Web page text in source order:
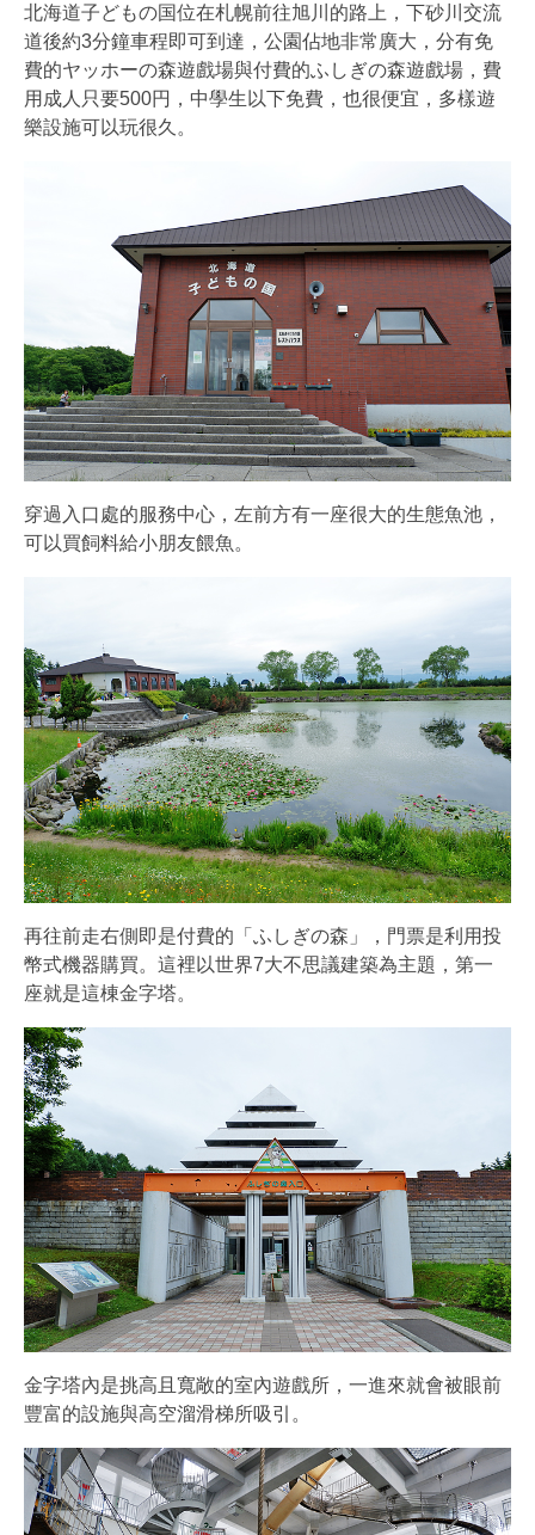
北海道子どもの国位在札幌前往旭川的路上，下砂川交流
道後約3分鐘車程即可到達，公園佔地非常廣大，分有免
費的ヤッホーの森遊戲場與付費的ふしぎの森遊戲場，費
用成人只要500円，中學生以下免費，也很便宜，多樣遊
樂設施可以玩很久。
穿過入口處的服務中心，左前方有一座很大的生態魚池，
可以買飼料給小朋友餵魚。
再往前走右側即是付費的「ふしぎの森」，門票是利用投
幣式機器購買。這裡以世界7大不思議建築為主題，第一
座就是這棟金字塔。
金字塔內是挑高且寬敞的室內遊戲所，一進來就會被眼前
豐富的設施與高空溜滑梯所吸引。